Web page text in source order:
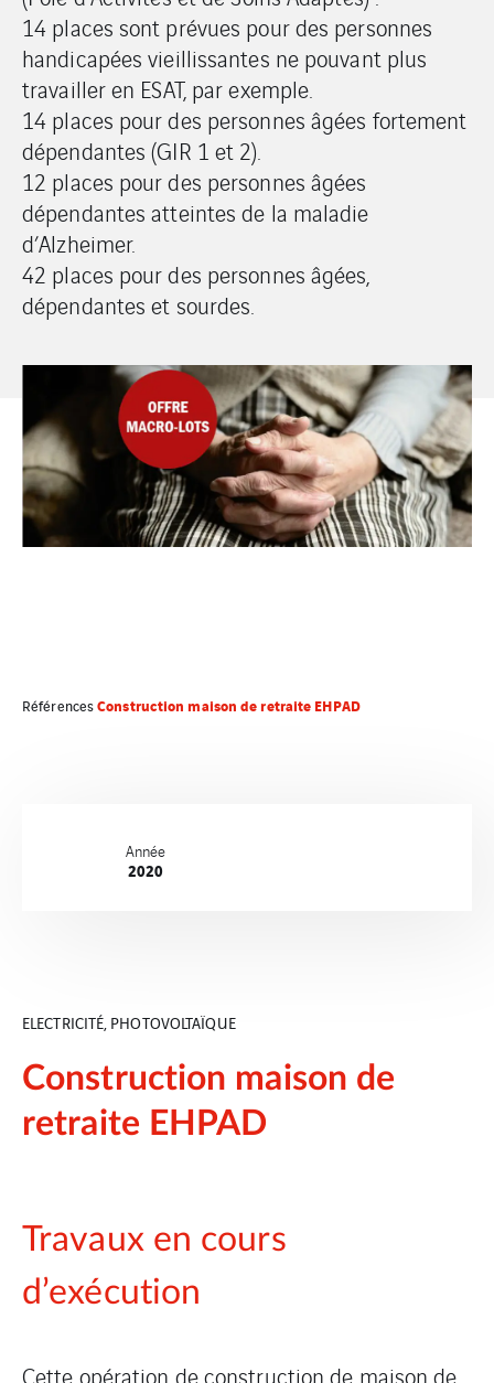
14 places sont prévues pour des personnes
handicapées vieillissantes ne pouvant plus
travailler en ESAT, par exemple.
14 places pour des personnes âgées fortement
dépendantes (GIR 1 et 2).
12 places pour des personnes âgées
dépendantes atteintes de la maladie
d’Alzheimer.
42 places pour des personnes âgées,
dépendantes et sourdes.
RéférencesConstruction maison de retraite EHPAD
Année
2020
ELECTRICITÉ, PHOTOVOLTAÏQUE
Construction maison de
retraite EHPAD
Travaux en cours
d’exécution
Cette opération de construction de maison de